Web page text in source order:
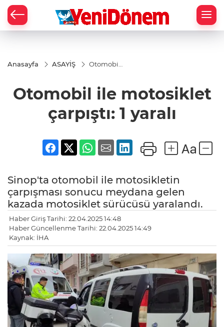
Anasayfa ASAYİŞ
Otomobil
çarpıştı: 1
Otomobil ile motosiklet
çarpıştı: 1 yaralı
Sinop'ta otomobil ile motosikletin
çarpışması sonucu meydana gelen
kazada motosiklet sürücüsü yaralandı.
Haber Giriş Tarihi: 22.04.2025 14:48
Haber Güncellenme Tarihi: 22.04.2025 14:49
Kaynak: İHA